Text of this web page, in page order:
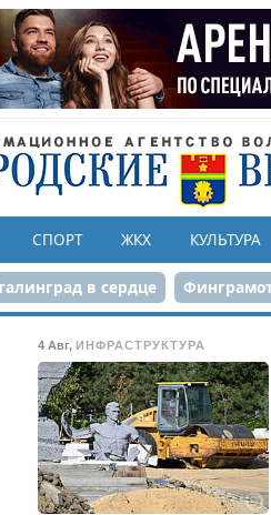
СПОРТ ЖКХ КУЛЬТУРА
в сердце
80-летие Победы
4 Авг, ИНФРАСТРУКТУРА